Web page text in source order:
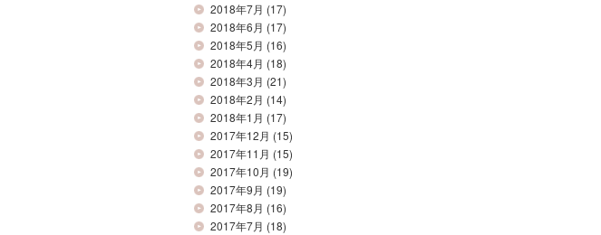
2018年7月 (17)
2018年6月 (17)
2018年5月 (16)
2018年4月 (18)
2018年3月 (21)
2018年2月 (14)
2018年1月 (17)
2017年12月 (15)
2017年11月 (15)
2017年10月 (19)
2017年9月 (19)
2017年8月 (16)
2017年7月 (18)